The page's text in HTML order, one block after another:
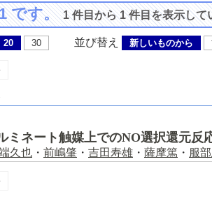
です。1 件目から 1 件目を表示して
20 30 並び替え 新しいものから
ミネート触媒上でのNO選択還元反
久也 ・ 前嶋肇 ・ 吉田寿雄 ・ 薩摩篤 ・ 服